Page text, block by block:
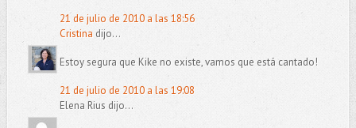
21 de julio de 2010 a las 18:56
Cristina dijo...
Estoy segura que Kike no existe, vamos que está cantado!
21 de julio de 2010 a las 19:08
Elena Rius dijo...